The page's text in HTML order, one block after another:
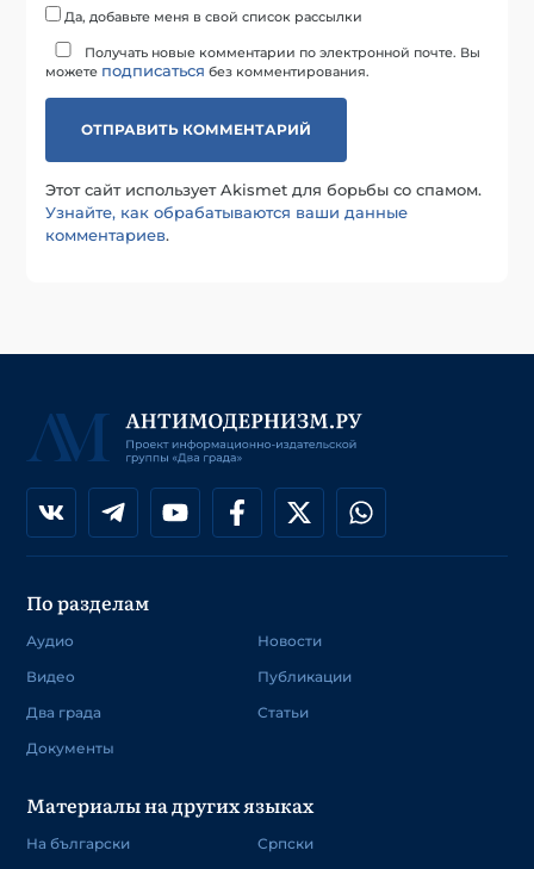
Да, добавьте меня в свой список рассылки
Получать новые комментарии по электронной почте. Вы
можете подписаться без комментирования.
Этот сайт использует Akismet для борьбы со спамом.
Узнайте, как обрабатываются ваши данные
комментариев.
По разделам
Аудио
Видео
Два града
Документы
Новости
Публикации
Статьи
Материалы на других языках
На български
Српски